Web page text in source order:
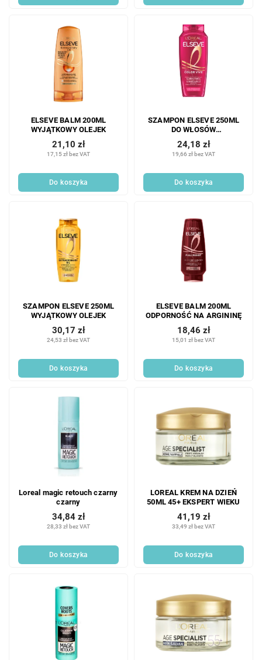
ELSEVE BALM 200ML
WYJĄTKOWY OLEJEK
17,15 zł bez VAT
21,10 zł
Do koszyka
SZAMPON ELSEVE 250ML
DO WŁOSÓW
FARBOWANYCH
19,66 zł bez VAT
24,18 zł
Do koszyka
SZAMPON ELSEVE 250ML
WYJĄTKOWY OLEJEK
24,53 zł bez VAT
30,17 zł
Do koszyka
ELSEVE BALM 200ML
ODPORNOŚĆ NA ARGININĘ
15,01 zł bez VAT
18,46 zł
Do koszyka
Loreal magic retouch czarny
czarny
28,33 zł bez VAT
34,84 zł
Do koszyka
LOREAL KREM NA DZIEŃ
50ML 45+ EKSPERT WIEKU
33,49 zł bez VAT
41,19 zł
Do koszyka